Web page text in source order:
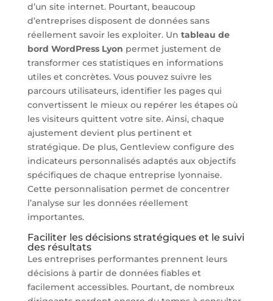
d’un site internet. Pourtant, beaucoup
d’entreprises disposent de données sans
réellement savoir les exploiter. Un tableau de
bord WordPress Lyon permet justement de
transformer ces statistiques en informations
utiles et concrètes. Vous pouvez suivre les
parcours utilisateurs, identifier les pages qui
convertissent le mieux ou repérer les étapes où
les visiteurs quittent votre site. Ainsi, chaque
ajustement devient plus pertinent et
stratégique. De plus, Gentleview configure des
indicateurs personnalisés adaptés aux objectifs
spécifiques de chaque entreprise lyonnaise.
Cette personnalisation permet de concentrer
l’analyse sur les données réellement
importantes.
Faciliter les décisions stratégiques et le suivi
des résultats
Les entreprises performantes prennent leurs
décisions à partir de données fiables et
facilement accessibles. Pourtant, de nombreux